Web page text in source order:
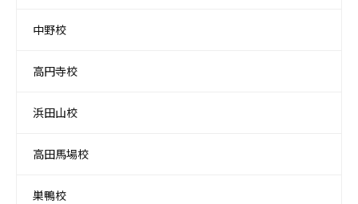
中野校
高円寺校
浜田山校
高田馬場校
巣鴨校